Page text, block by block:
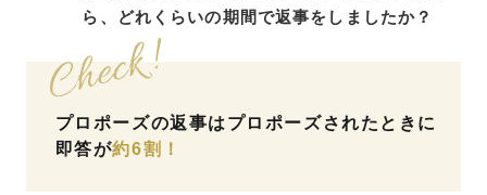
ら、どれくらいの期間で返事をしましたか？
プロポーズの返事はプロポーズされたときに
即答が約6割！